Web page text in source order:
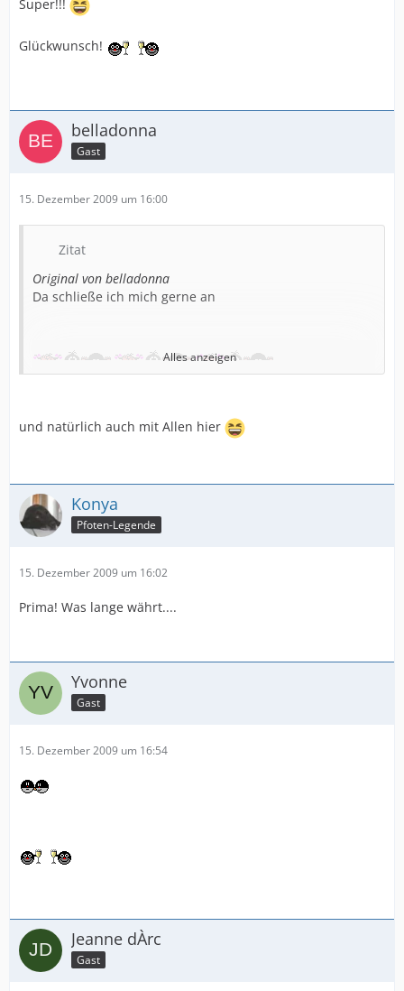
Super!!!
Glückwunsch!
belladonna
Gast
15. Dezember 2009 um 16:00
Zitat
Original von belladonna
Da schließe ich mich gerne an
und auch noch
Fellchen in Not.....
Alles anzeigen
und natürlich auch mit Allen hier
Konya
Pfoten-Legende
15. Dezember 2009 um 16:02
Prima! Was lange währt....
Yvonne
Gast
15. Dezember 2009 um 16:54
Jeanne dÀrc
Gast